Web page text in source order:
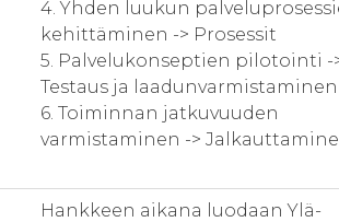
4. Yhden luukun
kehittäminen -> Prosessit
5. Palvelukonseptien pilotointi -
Testaus ja laadunvarmistaminen
6. Toiminnan jatkuvuuden
varmistaminen ->
Hankkeen aikana luodaan Ylä-